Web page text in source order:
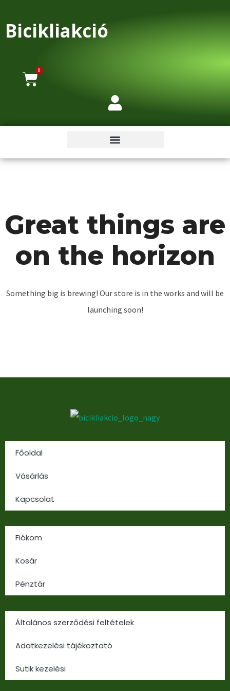
Bicikliakció
0
Great things are
on the horizon
Something big is brewing! Our store is in the works and will be
launching soon!
Főoldal
Vásárlás
Kapcsolat
Fiókom
Kosár
Pénztár
Általános szerződési feltételek
Adatkezelési tájékoztató
Sütik kezelési